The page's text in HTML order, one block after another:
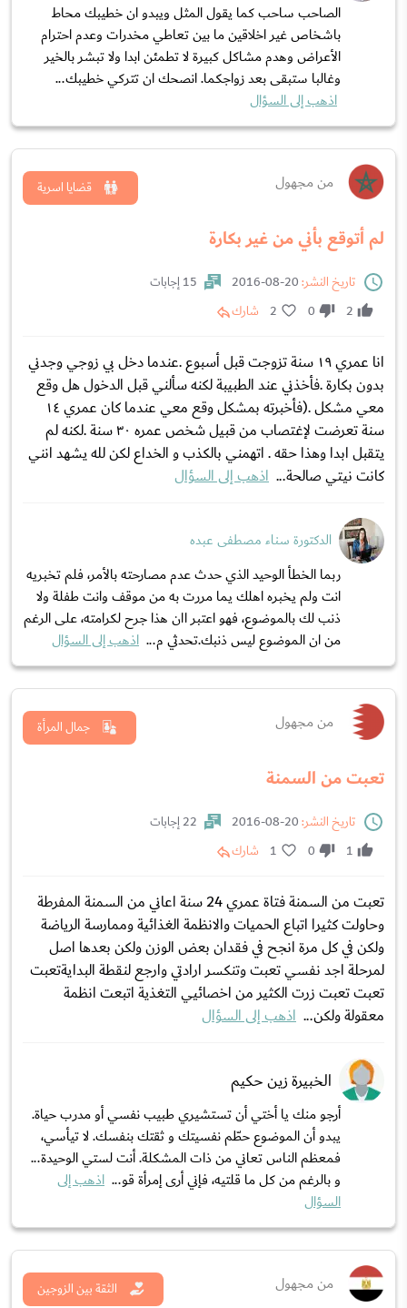
الصاحب ساحب كما يقول المثل ويبدو ان خطيبك محاط
باشخاص غير اخلاقين ما بين تعاطي مخدرات وعدم احترام
الأعراض وهدم مشاكل كبيرة لا تطمئن ابدا ولا تبشر بالخير
وغالبا ستبقى بعد زواجكما. انصحك ان تتركي خطيبك...
اذهب إلى السؤال
من مجهول
لم أتوقع بأني من غير بكارة
قضايا اسرية
تاريخ النشر:
15 إجابات
2
0
2 شارك
انا عمري ١٩ سنة تزوجت قبل أسبوع .عندما دخل بي زوجي وجدني
بدون بكارة .فأخذني عند الطبيبة لكنه سألني قبل الدخول هل وقع
معي مشكل .(فأخبرته بمشكل وقع معي عندما كان عمري ١٤
سنة تعرضت لإغتصاب من قبيل شخص عمره ٣٠ سنة .لكنه لم
يتقبل ابدا وهذا حقه . اتهمني بالكذب و الخداع لكن لله يشهد انني
كانت نيتي صالحة... اذهب إلى السؤال
الدكتورة سناء مصطفى عبده
ربما الخطأ الوحيد الذي حدث عدم مصارحته بالأمر، فلم تخبريه
انت ولم يخبره اهلك يما مررت به من موقف وانت طفلة ولا
ذنب لك بالموضوع، فهو اعتبر اان هذا جرح لكرامته، على الرغم
من ان الموضوع ليس ذنبك.تحدثي م... اذهب إلى السؤال
من مجهول
تعبت من السمنة
جمال المرأة
تاريخ النشر:
22 إجابات
1
0
1 شارك
تعبت من السمنة فتاة عمري 24 سنة اعاني من السمنة المفرطة
وحاولت كثيرا اتباع الحميات والانظمة الغذائية وممارسة الرياضة
ولكن في كل مرة انجح في فقدان بعض الوزن ولكن بعدها اصل
لمرحلة اجد نفسي تعبت وتنكسر ارادتي وارجع لنقطة البدايةتعبت
تعبت تعبت زرت الكثير من اخصائيي التغذية اتبعت انظمة
معقولة ولكن... اذهب إلى السؤال
الخبيرة زين حكيم
أرجو منك يا أختي أن تستشيري طبيب نفسي أو مدرب حياة.
يبدو أن الموضوع حطّم نفسيتك و ثقتك بنفسك. لا تيأسي،
فمعظم الناس تعاني من ذات المشكلة. أنت لستي الوحيدة...
و بالرغم من كل ما قلتيه، فإني أری إمرأة قو... اذهب إلى
السؤال
من مجهول الثقة بين الزوجين